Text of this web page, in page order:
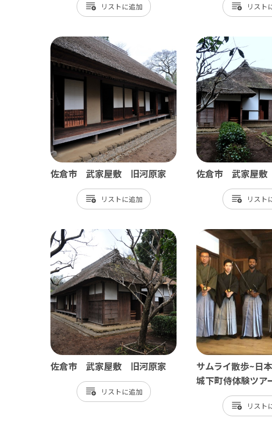
四街道市
南房総
館山市
鴨川市
南房総市
いすみ市
大多喜町
御宿町
鋸南町
かずさ・臨海
木更津市
富津市
袖ケ浦市
市原市
リスト リスト
佐倉市 武家屋敷 旧河原家
リスト
佐倉市 武家屋
リスト
佐倉市 武家屋敷 旧河原家
リスト
サムライ散歩~日
城下町侍体験ツア
リスト